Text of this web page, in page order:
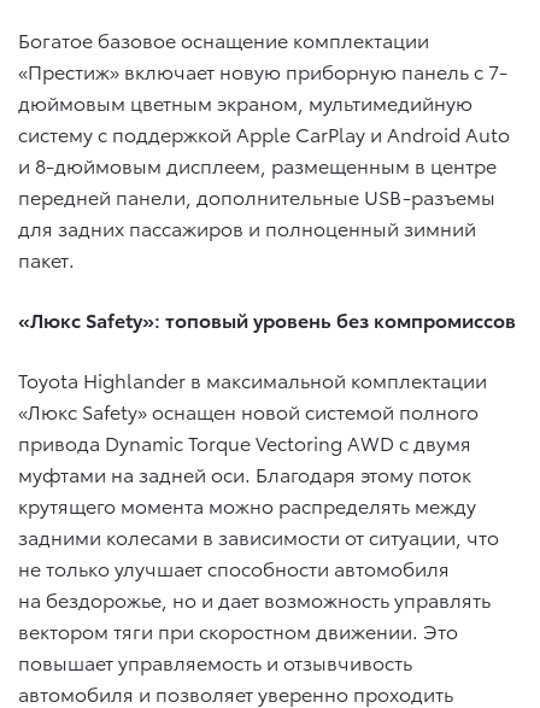
Богатое базовое оснащение комплектации
«Престиж» включает новую приборную панель с 7-
дюймовым цветным экраном, мультимедийную
систему с поддержкой Apple CarPlay и Android Auto
и 8-дюймовым дисплеем, размещенным в центре
передней панели, дополнительные USB-разъемы
для задних пассажиров и полноценный зимний
пакет.
«Люкс Safety»: топовый уровень без компромиссов
Toyota Highlander в максимальной комплектации
«Люкс Safety» оснащен новой системой полного
привода Dynamic Torque Vectoring AWD с двумя
муфтами на задней оси. Благодаря этому поток
крутящего момента можно распределять между
задними колесами в зависимости от ситуации, что
не только улучшает способности автомобиля
на бездорожье, но и дает возможность управлять
вектором тяги при скоростном движении. Это
повышает управляемость и отзывчивость
автомобиля и позволяет уверенно проходить